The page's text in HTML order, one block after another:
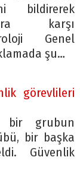
bildirerek
karşı
Genel
şu…
görevlileri
bir grubun
bir başka
Güvenlik